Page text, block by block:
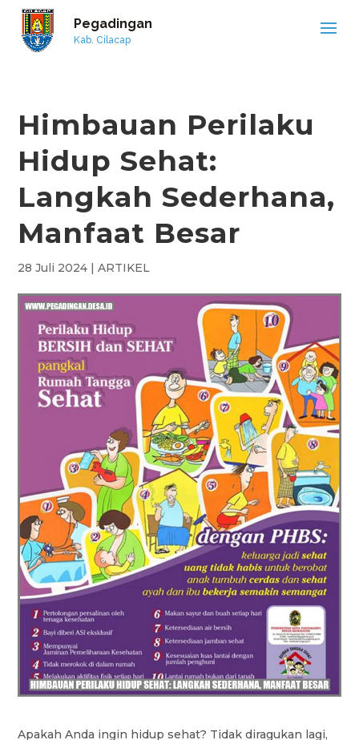
Pegadingan
Kab. Cilacap
Himbauan Perilaku
Hidup Sehat:
Langkah Sederhana,
Manfaat Besar
28 Juli 2024 |ARTIKEL
Apakah Anda ingin hidup sehat? Tidak diragukan lagi,